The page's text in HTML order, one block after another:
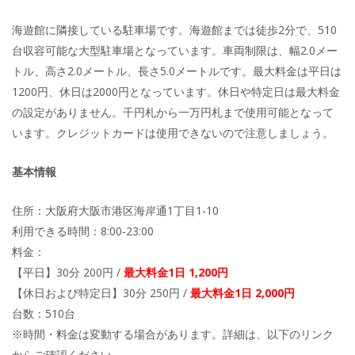
海遊館に隣接している駐車場です。海遊館までは徒歩2分で、510
台収容可能な大型駐車場となっています。車両制限は、幅2.0メー
トル、高さ2.0メートル、長さ5.0メートルです。最大料金は平日は
1200円、休日は2000円となっています。休日や特定日は最大料金
の設定がありません。千円札から一万円札まで使用可能となって
います。クレジットカードは使用できないので注意しましょう。
基本情報
住所：大阪府大阪市港区海岸通1丁目1-10
利用できる時間：8:00-23:00
料金：
【平日】30分 200円 / 最大料金1日 1,200円
【休日および特定日】30分 250円 / 最大料金1日 2,000円
台数：510台
※時間・料金は変動する場合があります。詳細は、以下のリンク